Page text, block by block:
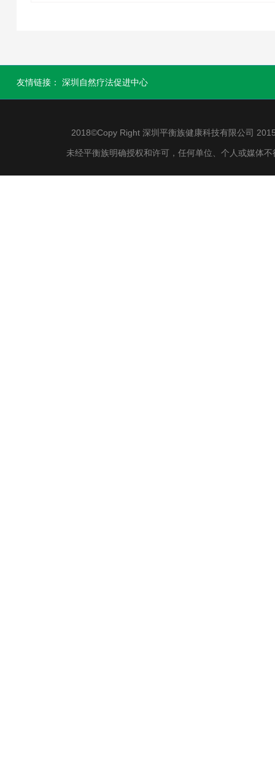
友情链接： 深圳自然疗法促进中心
2018©Copy Right 深圳平衡族健康科技有限公司
未经平衡族明确授权和许可，任何单位、个人或媒体